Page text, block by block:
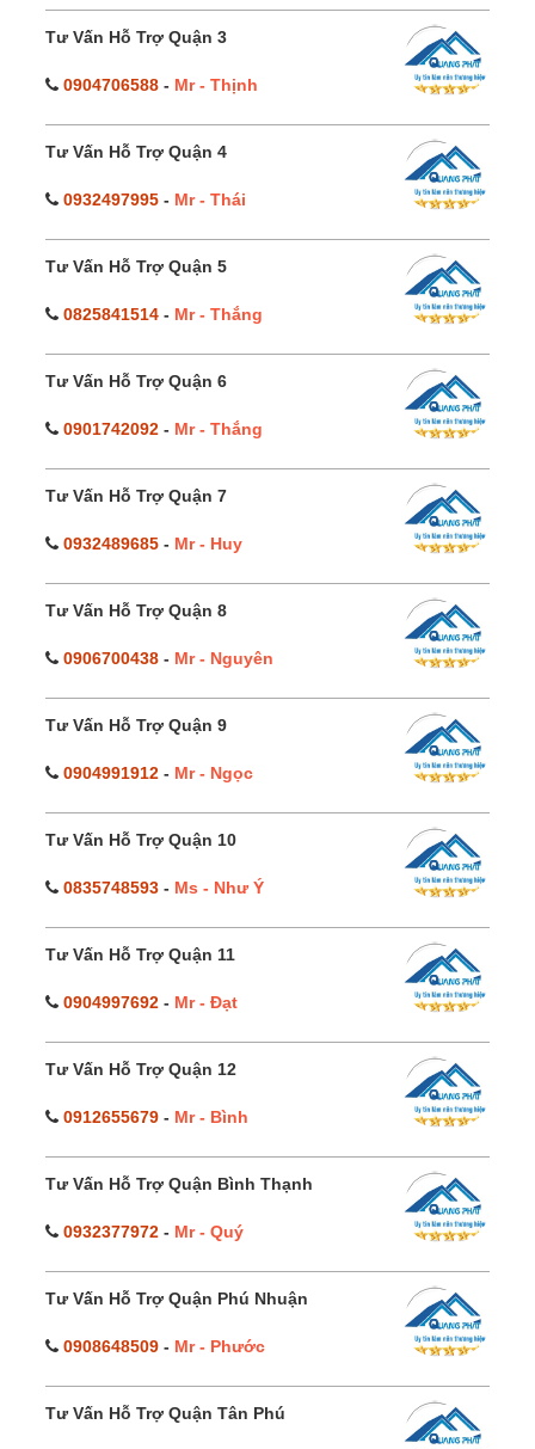
Tư Vấn Hỗ Trợ Quận 3
0904706588 - Mr - Thịnh
Tư Vấn Hỗ Trợ Quận 4
0932497995 - Mr - Thái
Tư Vấn Hỗ Trợ Quận 5
0825841514 - Mr - Thắng
Tư Vấn Hỗ Trợ Quận 6
0901742092 - Mr - Thắng
Tư Vấn Hỗ Trợ Quận 7
0932489685 - Mr - Huy
Tư Vấn Hỗ Trợ Quận 8
0906700438 - Mr - Nguyên
Tư Vấn Hỗ Trợ Quận 9
0904991912 - Mr - Ngọc
Tư Vấn Hỗ Trợ Quận 10
0835748593 - Ms - Như Ý
Tư Vấn Hỗ Trợ Quận 11
0904997692 - Mr - Đạt
Tư Vấn Hỗ Trợ Quận 12
0912655679 - Mr - Bình
Tư Vấn Hỗ Trợ Quận Bình Thạnh
0932377972 - Mr - Quý
Tư Vấn Hỗ Trợ Quận Phú Nhuận
0908648509 - Mr - Phước
Tư Vấn Hỗ Trợ Quận Tân Phú